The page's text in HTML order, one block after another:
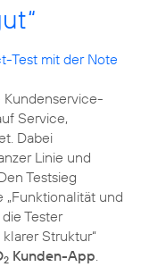
Test mit der Note
Kundenservice-
Service,
Dabei
Linie und
Den Testsieg
„Funktionalität und
Tester
Struktur“
2 Kunden-App